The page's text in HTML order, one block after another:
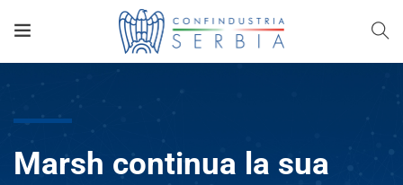
Marsh continua la sua